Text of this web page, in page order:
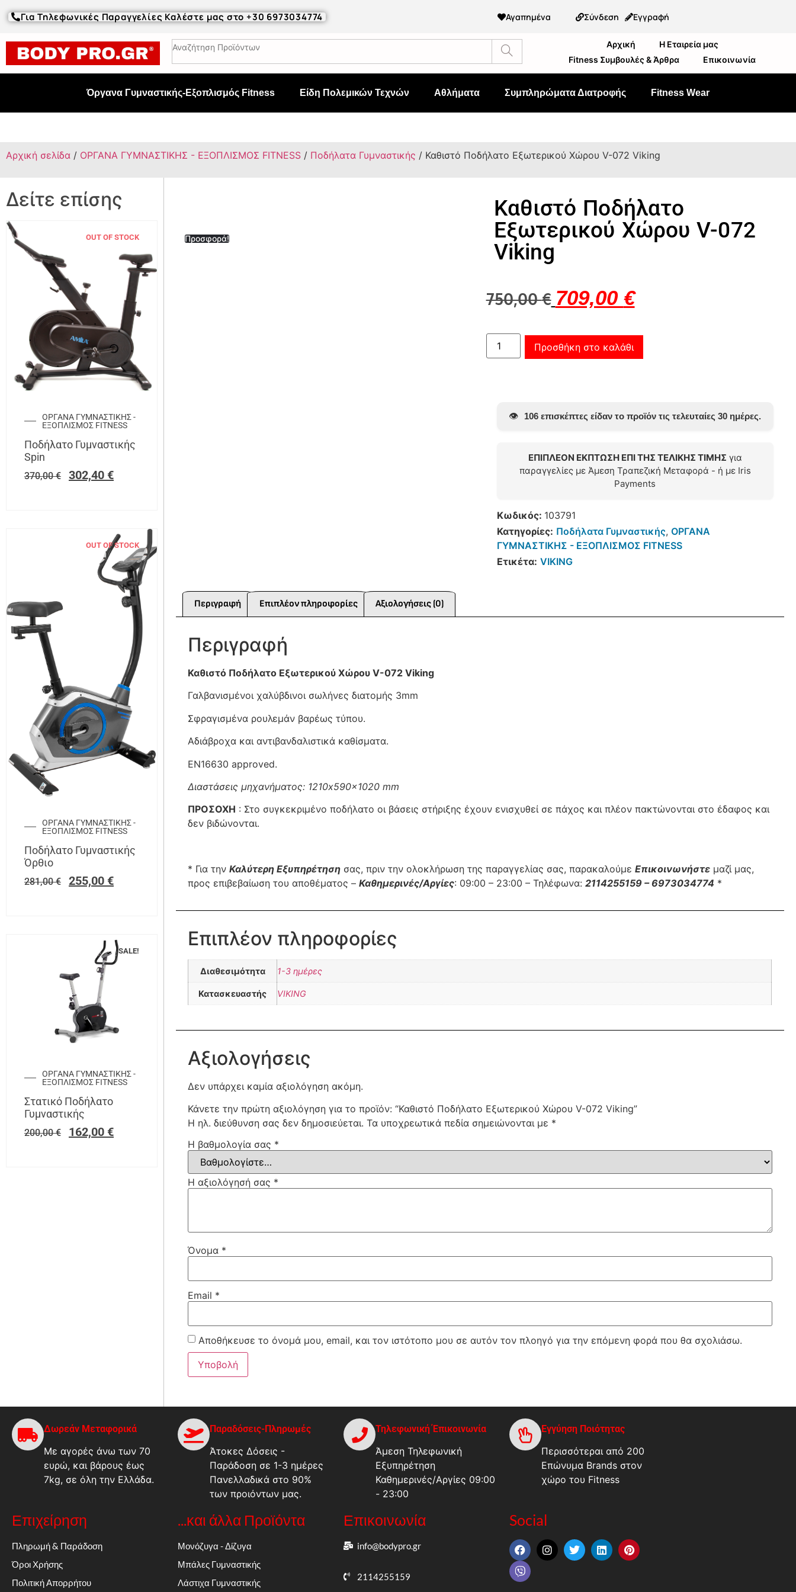
Για Τηλεφωνικές Παραγγελίες Καλέστε μας στο +30 6973034774 Αγαπημένα Σύνδεση Εγγραφή
Αρχική
Η Εταιρεία μας
Fitness Συμβουλές & Άρθρα
Επικοινωνία
Όργανα Γυμναστικής-Εξοπλισμός Fitness Είδη Πολεμικών Τεχνών Αθλήματα Συμπληρώματα Διατροφής Fitness Wear
Αρχική σελίδα / ΟΡΓΑΝΑ ΓΥΜΝΑΣΤΙΚΗΣ - ΕΞΟΠΛΙΣΜΟΣ FITNESS / Ποδήλατα Γυμναστικής / Καθιστό Ποδήλατο Εξωτερικού Χώρου V-072 Viking
Δείτε επίσης
OUT OF STOCK
ΟΡΓΑΝΑ ΓΥΜΝΑΣΤΙΚΗΣ -
ΕΞΟΠΛΙΣΜΟΣ FITNESS
Ποδήλατο Γυμναστικής
Spin
370,00€ 302,40 €
OUT OF STOCK
ΟΡΓΑΝΑ ΓΥΜΝΑΣΤΙΚΗΣ -
ΕΞΟΠΛΙΣΜΟΣ FITNESS
Ποδήλατο Γυμναστικής
Όρθιο
281,00€ 255,00 €
SALE!
ΟΡΓΑΝΑ ΓΥΜΝΑΣΤΙΚΗΣ -
ΕΞΟΠΛΙΣΜΟΣ FITNESS
Στατικό Ποδήλατο
Γυμναστικής
200,00€ 162,00 €
Προσφορά!
Καθιστό Ποδήλατο
Εξωτερικού Χώρου V-072
Viking
750,00€ 709,00 €
Προσθήκη στο καλάθι
👁️ 106 επισκέπτες είδαν το προϊόν τις τελευταίες 30 ημέρες.
ΕΠΙΠΛΕΟΝ ΕΚΠΤΩΣΗ ΕΠΙ ΤΗΣ ΤΕΛΙΚΗΣ ΤΙΜΗΣ για
παραγγελίες με Άμεση Τραπεζική Μεταφορά - ή με Iris
Payments
Κωδικός: 103791
Κατηγορίες: Ποδήλατα Γυμναστικής, ΟΡΓΑΝΑ
ΓΥΜΝΑΣΤΙΚΗΣ - ΕΞΟΠΛΙΣΜΟΣ FITNESS
Ετικέτα: VIKING
Περιγραφή Επιπλέον πληροφορίες Αξιολογήσεις (0)
Περιγραφή
Καθιστό Ποδήλατο Εξωτερικού Χώρου V-072 Viking
Γαλβανισμένοι χαλύβδινοι σωλήνες διατομής 3mm
Σφραγισμένα ρουλεμάν βαρέως τύπου.
Αδιάβροχα και αντιβανδαλιστικά καθίσματα.
EN16630 approved.
Διαστάσεις μηχανήματος: 1210x590x1020 mm
ΠΡΟΣΟΧΗ : Στο συγκεκριμένο ποδήλατο οι βάσεις στήριξης έχουν ενισχυθεί σε πάχος και πλέον πακτώνονται στο έδαφος και
δεν βιδώνονται.
* Για τηνΚαλύτερη Εξυπηρέτηση σας, πριν την ολοκλήρωση της παραγγελίας σας, παρακαλούμεΕπικοινωνήστε μαζί μας,
προς επιβεβαίωση του αποθέματος –Καθημερινές/Αργίες: 09:00 – 23:00 – Τηλέφωνα:2114255159 – 6973034774 *
Επιπλέον πληροφορίες
Διαθεσιμότητα 1-3 ημέρες
Κατασκευαστής VIKING
Αξιολογήσεις
Δεν υπάρχει καμία αξιολόγηση ακόμη.
Κάνετε την πρώτη αξιολόγηση για το προϊόν: “Καθιστό Ποδήλατο Εξωτερικού Χώρου V-072 Viking”
Η ηλ. διεύθυνση σας δεν δημοσιεύεται. Τα υποχρεωτικά πεδία σημειώνονται με *
Η βαθμολογία σας *
Η αξιολόγησή σας *
Όνομα *
Email *
Αποθήκευσε το όνομά μου, email, και τον ιστότοπο μου σε αυτόν τον πλοηγό για την επόμενη φορά που θα σχολιάσω.
Δωρεάν Μεταφορικά
Με αγορές άνω των 70
ευρώ, και βάρους έως
7kg, σε όλη την Ελλάδα.
Παραδόσεις-Πληρωμές
Άτοκες Δόσεις -
Παράδοση σε 1-3 ημέρες
Πανελλαδικά στο 90%
των προιόντων μας.
Τηλεφωνική Έπικοινωνία
Άμεση Τηλεφωνική
Εξυπηρέτηση
Καθημερινές/Αργίες 09:00
- 23:00
Εγγύηση Ποιότητας
Περισσότεραι από 200
Επώνυμα Brands στον
χώρο του Fitness
Επιχείρηση
Πληρωμή & Παράδοση
Όροι Χρήσης
Πολιτική Απορρήτου
...και άλλα Προϊόντα
Μονόζυγα - Δίζυγα
Μπάλες Γυμναστικής
Λάστιχα Γυμναστικής
Επικοινωνία
info@bodypro.gr
2114255159
Social